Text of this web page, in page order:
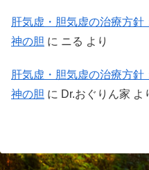
肝気虚・胆気虚の治療方
神の胆 に ニる より
肝気虚・胆気虚の治療方
神の胆 に Dr.おぐりん家 よ